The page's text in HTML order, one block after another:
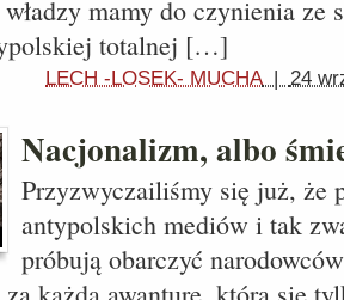
mamy do czynienia ze
totalnej […]
LECH -LOSEK- MUCHA| 24
Nacjonalizm, albo
Przyzwyczailiśmy się już, że
antypolskich mediów i tak
próbują obarczyć